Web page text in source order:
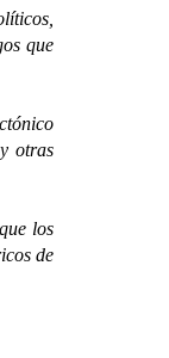
que
otras
los
de